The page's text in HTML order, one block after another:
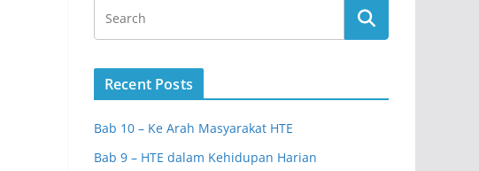
Recent Posts
Bab 10 – Ke Arah Masyarakat HTE
Bab 9 – HTE dalam Kehidupan Harian